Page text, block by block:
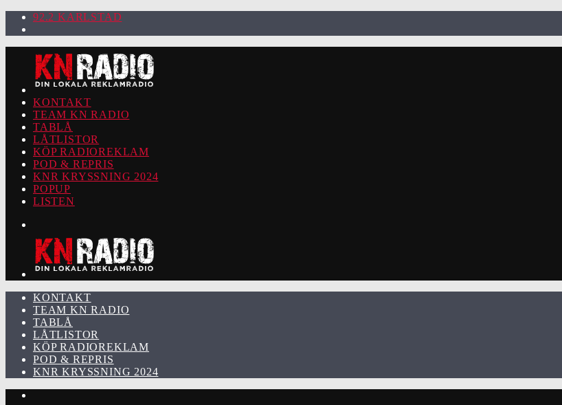
92.2 KARLSTAD
KONTAKT
TEAM KN RADIO
TABLÅ
LÅTLISTOR
KÖP RADIOREKLAM
POD & REPRIS
KNR KRYSSNING 2024
POPUP
LISTEN
KONTAKT
TEAM KN RADIO
TABLÅ
LÅTLISTOR
KÖP RADIOREKLAM
POD & REPRIS
KNR KRYSSNING 2024